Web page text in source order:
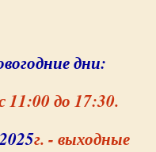
дни:
11:00 до 17:30.
г. - выходные